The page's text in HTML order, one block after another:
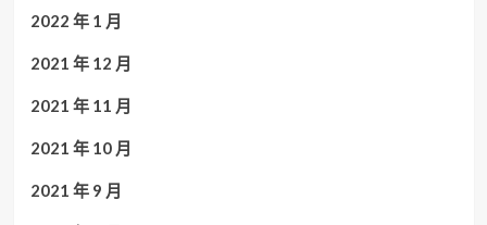
2022 年 1 月
2021 年 12 月
2021 年 11 月
2021 年 10 月
2021 年 9 月